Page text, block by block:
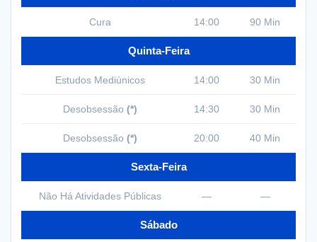
Cura 14:00 90 Min
Quinta-Feira
Estudos Mediúnicos 14:00 30 Min
Desobsessão (*) 14:30 30 Min
Desobsessão (*) 20:00 40 Min
Sexta-Feira
Não Há Atividades Públicas — —
Sábado